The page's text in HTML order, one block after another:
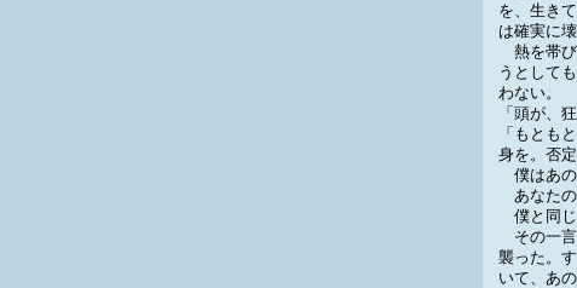
を、生き
は確実に
熱を帯び
うとして
わない。
「頭が、
「もとも
身を。否
僕はあの
あなたの
僕と同じ
その一言
襲った。
いて、あ